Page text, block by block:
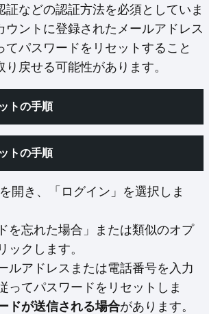
証などの認証方法を必須としていま
ウントに登録されたメールアドレス
てパスワードをリセットすること
戻せる可能性があります。
トの手順
トの手順
開き、「ログイン」を選択しま
を忘れた場合」または類似のオプ
ックします。
ルアドレスまたは電話番号を入力
ってパスワードをリセットしま
ドが送信される場合があります。